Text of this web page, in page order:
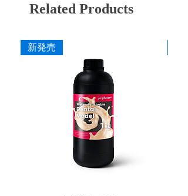
Related Products
新発売